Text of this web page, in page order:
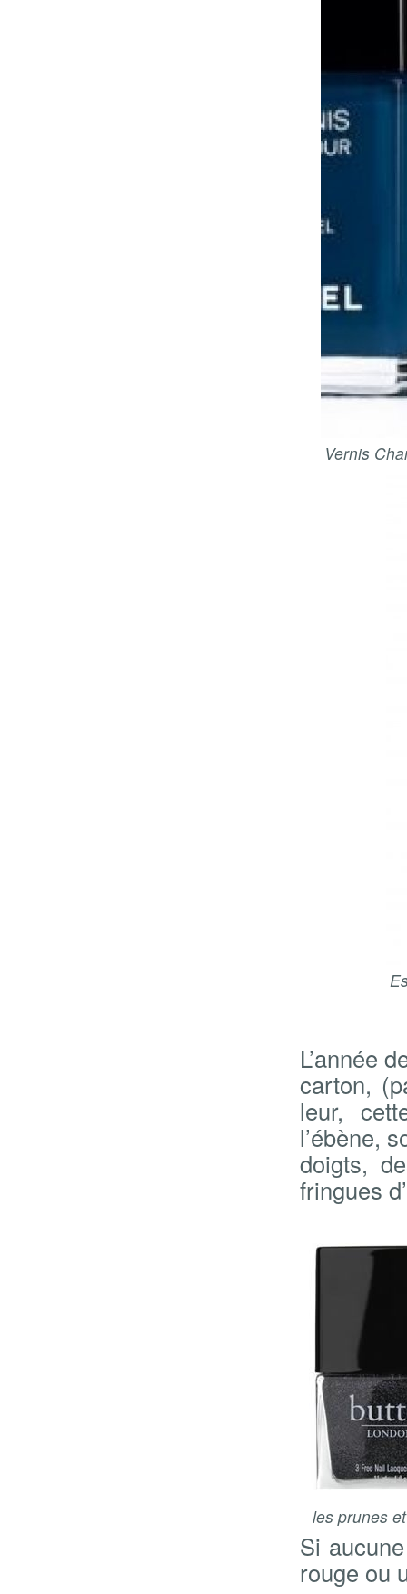
Vernis
L’année
carton,
leur,
l’ébène,
doigts,
fringues
les prunes
Si
rouge ou